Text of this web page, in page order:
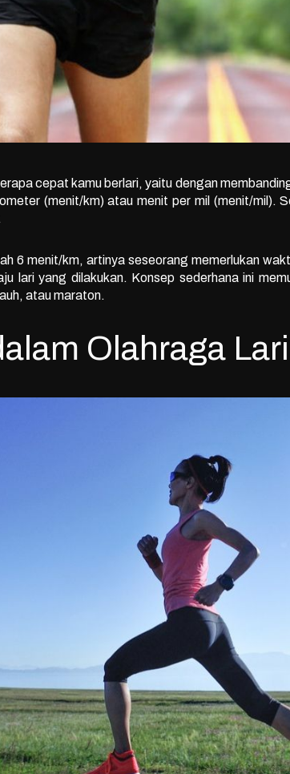
cepat kamu berlari, yaitu dengan
(menit/km) atau menit per mil (menit/mil).
6 menit/km, artinya seseorang memerlukan
lari yang dilakukan. Konsep sederhana ini
atau maraton.
Olahraga Lari